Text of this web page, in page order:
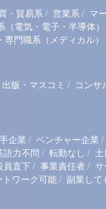
・貿易系 / 営業系 / マ
（電気・電子・半導体）
専門職系（メディカル）
版・マスコミ / コンサ
企業 / ベンチャー企業 /
語力不問 / 転勤なし / 土
員直下 / 事業責任者 /
トワーク可能 / 副業して